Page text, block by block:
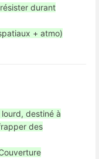
durant
+ atmo)
destiné à
des